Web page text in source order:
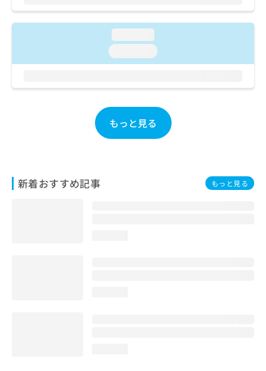
もっと見る
新着おすすめ記事 もっと見る
お
問
せ
こ